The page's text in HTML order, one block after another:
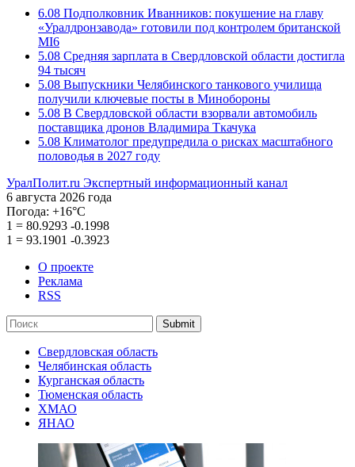
6.08 Подполковник Иванников: покушение на главу
«Уралдронзавода» готовили под контролем британской
MI6
5.08 Средняя зарплата в Свердловской области достигла
94 тысяч
5.08 Выпускники Челябинского танкового училища
получили ключевые посты в Минобороны
5.08 В Свердловской области взорвали автомобиль
поставщика дронов Владимира Ткачука
5.08 Климатолог предупредила о рисках масштабного
половодья в 2027 году
УралПолит.ru Экспертный информационный канал
6 августа 2026 года
Погода: +16°С
1 = 80.9293 -0.1998
1 = 93.1901 -0.3923
О проекте
Реклама
RSS
Submit
Свердловская область
Челябинская область
Курганская область
Тюменская область
ХМАО
ЯНАО